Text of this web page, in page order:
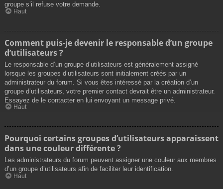
groupe s’il refuse votre demande.
Haut
Comment puis-je devenir le responsable d’un groupe
d’utilisateurs ?
Le responsable d’un groupe d’utilisateurs est généralement assigné
lorsque les groupes d’utilisateurs sont initialement créés par un
administrateur du forum. Si vous êtes intéressé par la création d’un
groupe d’utilisateurs, votre premier contact devrait être un administrateur.
Essayez de le contacter en lui envoyant un message privé.
Haut
Pourquoi certains groupes d’utilisateurs apparaissent
dans une couleur différente ?
Les administrateurs du forum peuvent assigner une couleur aux membres
d’un groupe d’utilisateurs afin de faciliter leur identification.
Haut